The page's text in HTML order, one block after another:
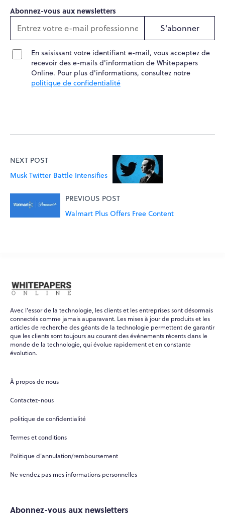
Abonnez-vous aux newsletters
S'abonner
En saisissant votre identifiant e-mail, vous acceptez de
recevoir des e-mails d'information de Whitepapers
Online. Pour plus d'informations, consultez notre
politique de confidentialité
NEXT POST
Musk Twitter Battle Intensifies
PREVIOUS POST
Walmart Plus Offers Free Content
Avec l'essor de la technologie, les clients et les entreprises sont désormais
connectés comme jamais auparavant. Les mises à jour de produits et les
articles de recherche des géants de la technologie permettent de garantir
que les clients sont toujours au courant des événements récents dans le
monde de la technologie, qui évolue rapidement et en constante
évolution.
À propos de nous
Contactez-nous
politique de confidentialité
Termes et conditions
Politique d'annulation/remboursement
Ne vendez pas mes informations personnelles
Abonnez-vous aux newsletters